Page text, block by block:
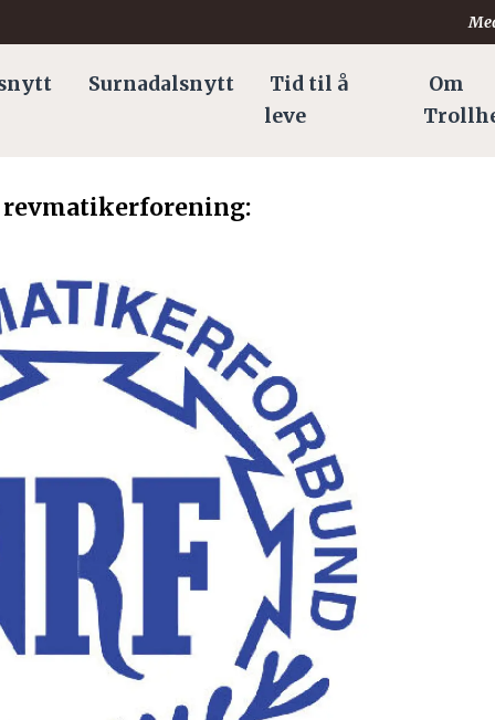
Surnadalsnytt
Tid til å
leve
Om
revmatikerforening: